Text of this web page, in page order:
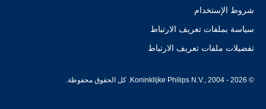
شروط الإستخدام
سياسة بملفات تعريف الارتباط
تفضيلات ملفات تعريف الارتباط
© Koninklijke Philips N.V., 2004 - 2026. كل الحقوق محفوظة.